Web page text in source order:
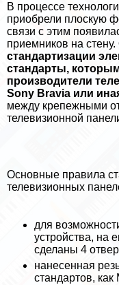
В процессе
приобрели плоскую
связи с этим
приемников на стену.
стандартизации
стандарты,
производители
Sony Bravia или
между крепежными
телевизионной
Основные правила
телевизионных
для
устройства, на
сделаны 4
нанесенная
стандартов,